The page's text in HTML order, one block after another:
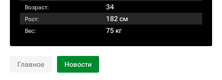
Возраст: 34
Рост: 182 см
Вес: 75 кг
Главное Новости